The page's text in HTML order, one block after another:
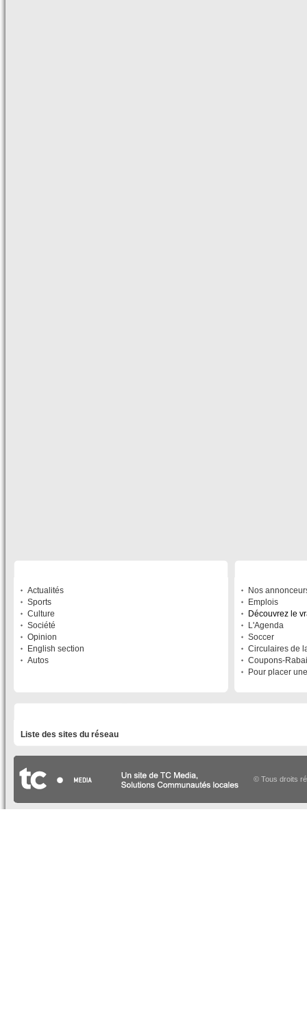
Actualités
Sports
Culture
Société
Opinion
English section
Autos
Nos
Emplois
Découvrez le
L'Agenda
Soccer
Circulaires de
Coupons-
Pour placer
Liste des sites du réseau
© Tous droits